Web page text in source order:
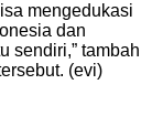
mengedukasi
dan
sendiri,” tambah
(evi)